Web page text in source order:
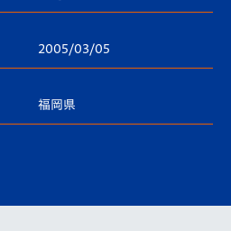
2005/03/05
福岡県